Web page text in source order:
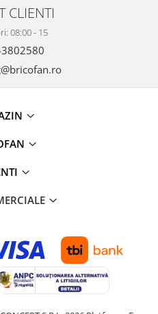
CLIENTI
08:00 - 15